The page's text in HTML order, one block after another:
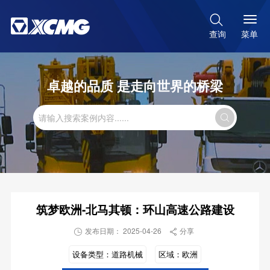

查询 菜单
卓越的品质 是走向世界的桥梁

筑梦欧洲-北马其顿：环山高速公路建设
 发布日期： 2025-04-26  分享
设备类型： 道路机械 区域： 欧洲